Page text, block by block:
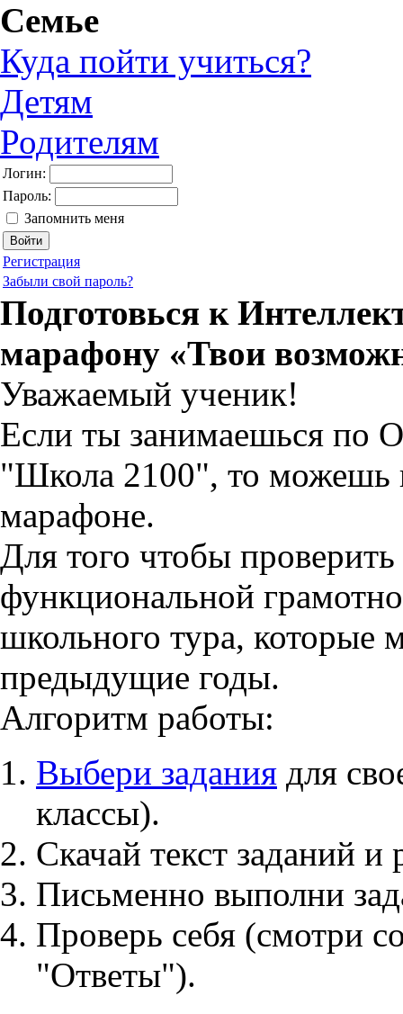
Семье
Куда пойти учиться?
Детям
Родителям
Логин:
Пароль:
Запомнить меня
Регистрация
Забыли свой пароль?
Подготовься к
марафону «Твои
Уважаемый ученик!
Если ты занимаешься по
"Школа 2100", то можешь
марафоне.
Для того чтобы
функциональной
школьного тура, которые
предыдущие годы.
Алгоритм работы:
Выбери задания для
классы).
Скачай текст заданий и
Письменно выполни
Проверь себя (смотри
"Ответы").